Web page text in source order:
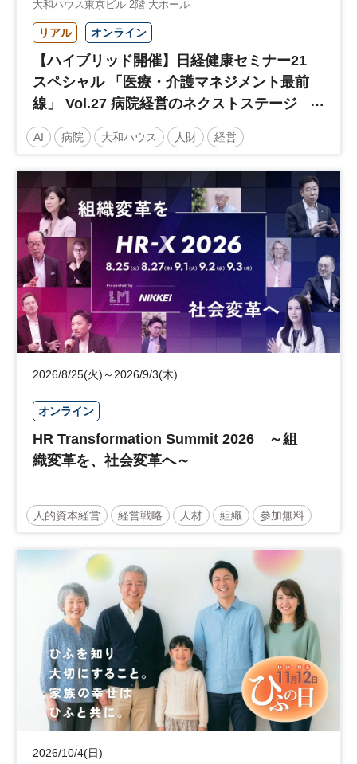
大和ハウス東京ビル 2階 大ホール
リアル オンライン
【ハイブリッド開催】日経健康セミナー21
スペシャル 「医療・介護マネジメント最前
線」 Vol.27 病院経営のネクストステージ
～診療報酬改定のその先 AI・DX・人財戦
略で描く持続可能な未来へ～
AI 病院 大和ハウス 人財 経営
医療・介護マネジメント 医療 人材 人材戦略
日経健康セミナー 病院経営 DX 診療報酬
参加無料 土日祝開催
2026/8/25(火)～2026/9/3(木)
オンライン
HR Transformation Summit 2026 ～組
織変革を、社会変革へ～
人的資本経営 経営戦略 人材 組織 参加無料
2026/10/4(日)